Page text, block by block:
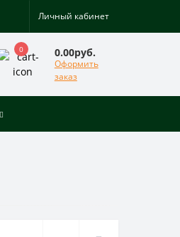
Личный кабинет
0 0.00руб.
Оформить
заказ